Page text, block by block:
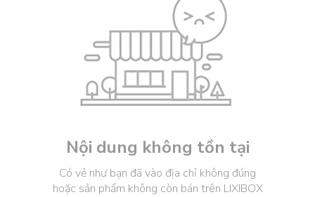
Nội dung không tồn tại
Có vẻ như bạn đã vào địa chỉ không đúng
hoặc sản phẩm không còn bán trên LIXIBOX